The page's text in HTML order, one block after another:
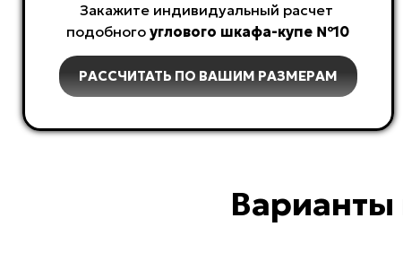
Закажите индивидуальный расчет
подобногоуглового шкафа-купе №10
РАССЧИТАТЬ ПО ВАШИМ РАЗМЕРАМ